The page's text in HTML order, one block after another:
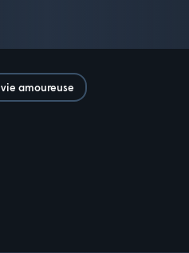
vie amoureuse